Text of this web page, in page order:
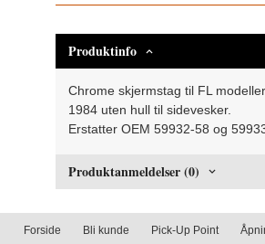
Produktinfo
Chrome skjermstag til FL
1984 uten hull til sidevesker.
Erstatter OEM 59932-58 og
Produktanmeldelser (0)
Forside Bli kunde Pick-Up Point